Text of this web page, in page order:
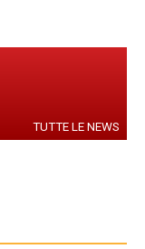
TUTTE LE NEWS